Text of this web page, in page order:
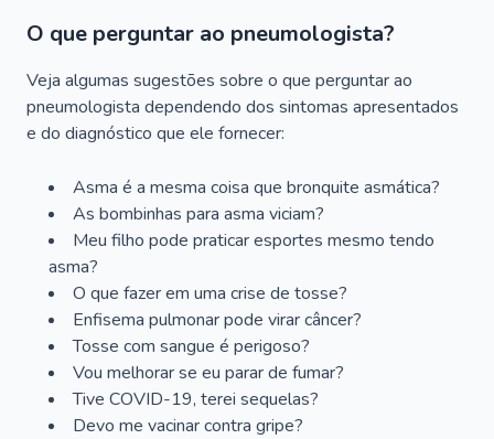
O que perguntar ao pneumologista?
Veja algumas sugestões sobre o que perguntar ao
pneumologista dependendo dos sintomas apresentados
e do diagnóstico que ele fornecer:
Asma é a mesma coisa que bronquite asmática?
As bombinhas para asma viciam?
Meu filho pode praticar esportes mesmo tendo
asma?
O que fazer em uma crise de tosse?
Enfisema pulmonar pode virar câncer?
Tosse com sangue é perigoso?
Vou melhorar se eu parar de fumar?
Tive COVID-19, terei sequelas?
Devo me vacinar contra gripe?